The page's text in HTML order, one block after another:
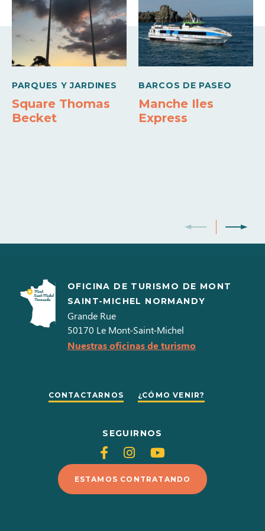
Comodidades
Barbacoa Calefacción Nevera con congelador
Doble acristalamiento Sábanas y toallas incluidas Horno
Lavavajillas
Televisión color
PARQUES Y JARDINES
Square Thomas
Becket
BARCOS DE PASEO
Manche Iles
Express
OFICINA DE TURISMO DE MONT
SAINT-MICHEL NORMANDY
Grande Rue
50170 Le Mont-Saint-Michel
Nuestras oficinas de turismo
CONTACTARNOS ¿CÓMO VENIR?
SEGUIRNOS
Siganos
en
Facebook
Siganos
en
Instagram
Siganos
en
Youtube
ESTAMOS CONTRATANDO